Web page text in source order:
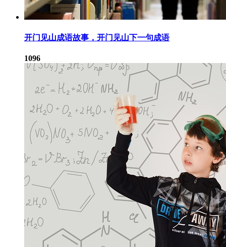
开门见山成语故事，开门见山下一句成语
1096